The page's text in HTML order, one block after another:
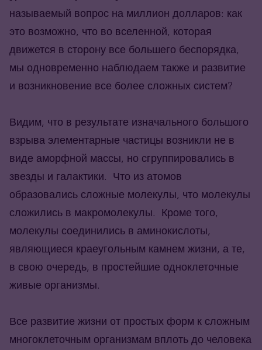
называемый вопрос на миллион долларов: как
это возможно, что во вселенной, которая
движется в сторону все большего беспорядка,
мы одновременно наблюдаем также и развитие
и возникновение все более сложных систем?
Видим, что в результате изначального большого
взрыва элементарные частицы возникли не в
виде аморфной массы, но сгруппировались в
звезды и галактики. Что из атомов
образовались сложные молекулы, что молекулы
сложились в макромолекулы. Кроме того,
молекулы соединились в аминокислоты,
являющиеся краеугольным камнем жизни, а те,
в свою очередь, в простейшие одноклеточные
живые организмы.
Все развитие жизни от простых форм к сложным
многоклеточным организмам вплоть до человека